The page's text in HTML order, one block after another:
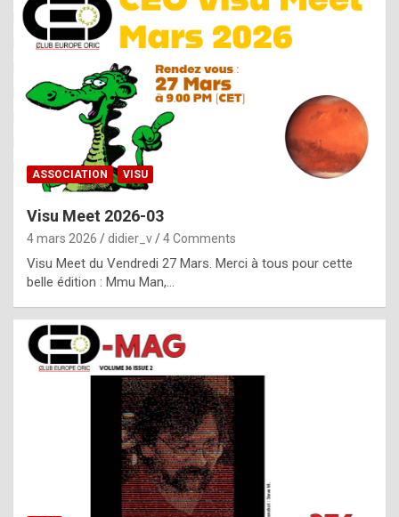
n
e
R
o
p
l
c
h
i
s
t
o
r
ASSOCIATION VISU
Visu Meet 2026-03
4 mars 2026 didier_v 4 Comments
Visu Meet du Vendredi 27 Mars. Merci à tous pour cette
belle édition : Mmu Man,…